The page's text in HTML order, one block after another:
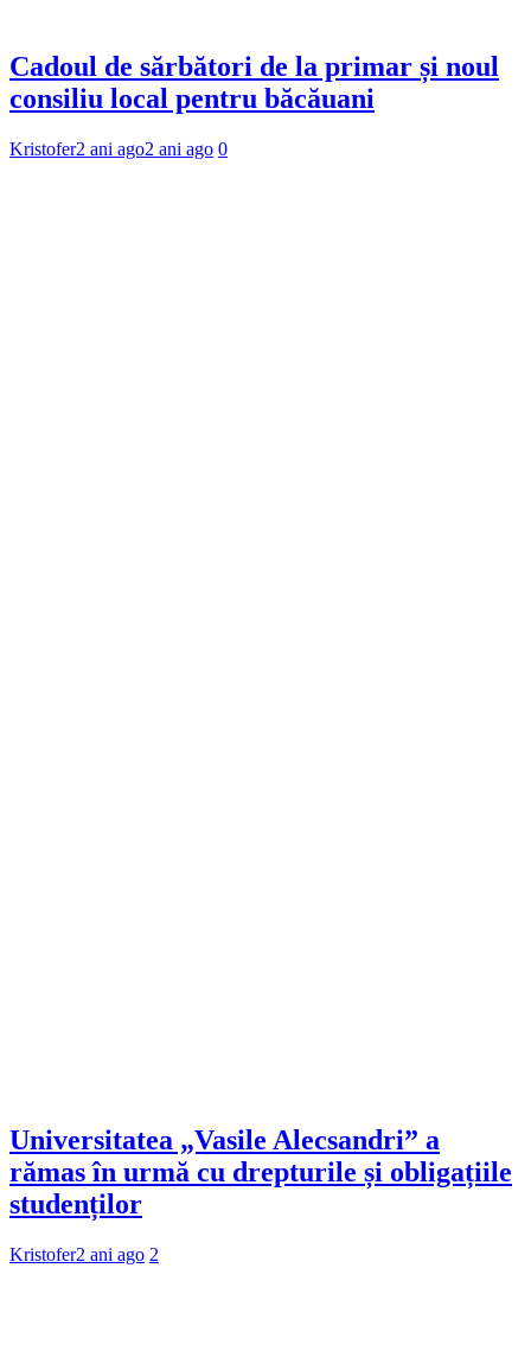
Cadoul de sărbători de la primar și noul
consiliu local pentru băcăuani
Kristofer2 ani ago2 ani ago 0
Universitatea „Vasile Alecsandri” a
rămas în urmă cu drepturile și obligațiile
studenților
Kristofer2 ani ago 2